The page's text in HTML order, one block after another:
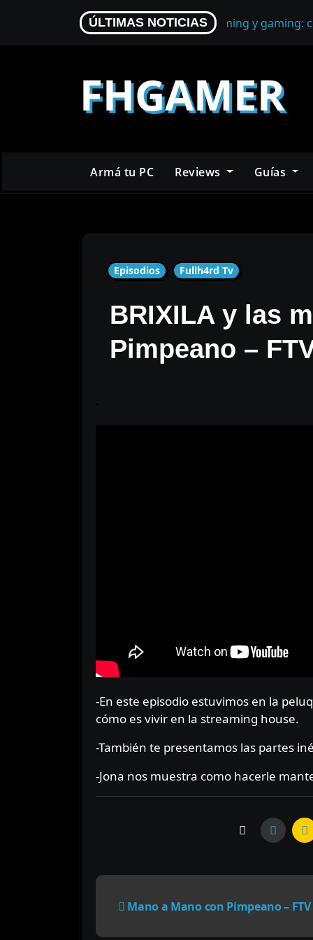
ÚLTIMAS NOTICIAS
Micrófono para streaming y gaming:
FHGAMER
Armá tu PC Reviews Guías
Episodios Fullh4rd Tv
BRIXILA y las
Pimpeano –
-En este episodio estuvimos en la peluquería con Brixila, que nos cuenta cómo conoció a Fran y
cómo es vivir en la streaming house.
-También te presentamos las partes
-Jona nos muestra como hacerle
N
Mano a Mano con Pimpeano – FTV